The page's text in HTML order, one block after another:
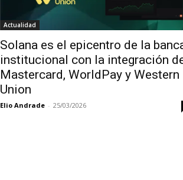
Actualidad
Solana es el epicentro de la
institucional con la integración
Mastercard, WorldPay y Western
Union
Elio Andrade - 25/03/2026